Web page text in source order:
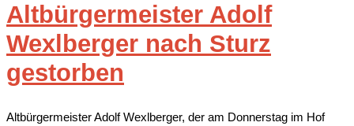
Altbürgermeister Adolf
Wexlberger nach Sturz
gestorben
Altbürgermeister Adolf Wexlberger, der am Donnerstag im Hof